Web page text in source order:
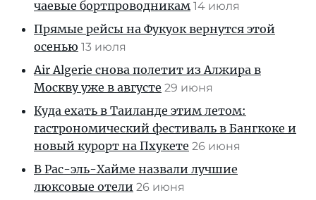
чаевые бортпроводникам 14 июля
Прямые рейсы на Фукуок вернутся этой
осенью 13 июля
Air Algerie снова полетит из Алжира в
Москву уже в августе 29 июня
Куда ехать в Таиланде этим летом:
гастрономический фестиваль в Бангкоке и
новый курорт на Пхукете 26 июня
В Рас-эль-Хайме назвали лучшие
люксовые отели 26 июня